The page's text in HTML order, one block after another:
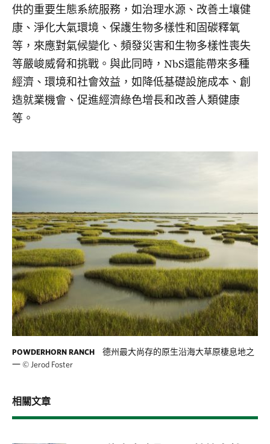
供的重要生態系統服務，如治理水源、改善土壤健
康、淨化大氣環境、保護生物多樣性和固碳釋氧
等，來應對氣候變化、頻發災害和生物多樣性喪失
等嚴峻威脅和挑戰。與此同時，NbS還能帶來多種
經濟、環境和社會效益，如降低基礎設施成本、創
造就業機會、促進經濟綠色增長和改善人類健康
等。
POWDERHORN RANCH
德州最大尚存的原生沿海大草原棲息地之
一© Jerod Foster
相關文章